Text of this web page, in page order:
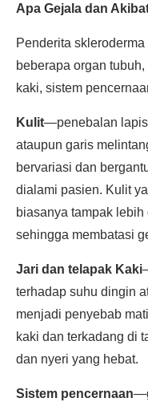
Apa Gejala dan
Penderita
beberapa organ
kaki, sistem
Kulit—penebalan
ataupun garis
bervariasi dan
dialami pasien. Kulit
biasanya tampak
sehingga membatasi
Jari dan telapak Kaki
terhadap suhu dingin
menjadi penyebab
kaki dan terkadang di
dan nyeri yang hebat.
Sistem pencernaan